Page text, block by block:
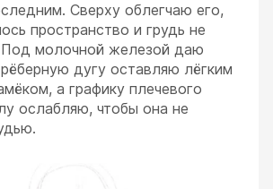
Сверху облегчаю его,
пространство и грудь не
молочной железой даю
дугу оставляю лёгким
а графику плечевого
ослабляю, чтобы она не